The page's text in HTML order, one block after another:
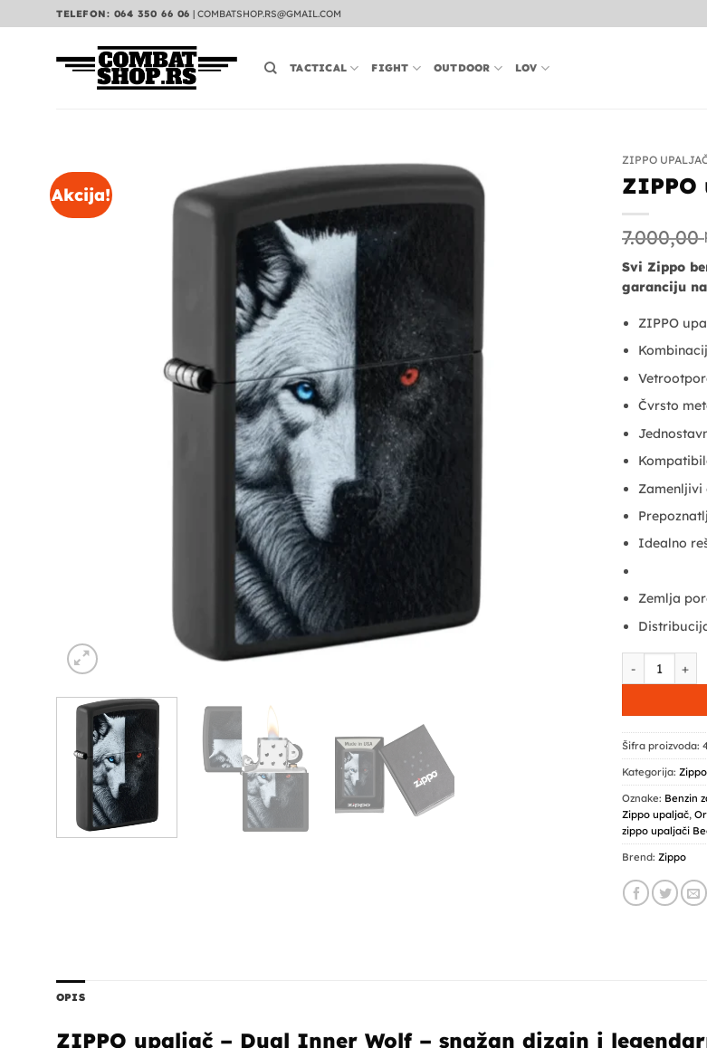
na
TELEFON: 064 350 66 06 | COMBATSHOP.RS@GMAIL.COM
TACTICAL FIGHT OUTDOOR LOV
Akcija!
ZIPPO
7.000,00
Svi Zippo
garanciju
ZIPPO
Čvrsto
Idealno
Zemlja
Šifra proizvoda:
Kategorija:
Oznake: Benzin
Zippo upaljač,
zippo upaljači
Brend: Zippo
OPIS
ZIPPO upaljač – Dual Inner Wolf – snažan dizajn i